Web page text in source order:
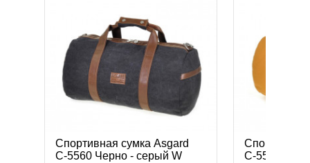
Спортивная сумка Asgard
С-5560 Черно - серый W
Спортивная
С-5560